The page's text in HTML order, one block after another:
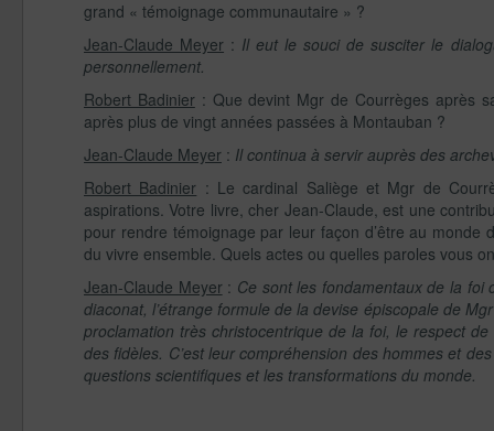
grand « témoignage communautaire » ?
Jean-Claude Meyer : Il eut le souci de susciter le
personnellement.
Robert Badinier: Que devint Mgr de Courrèges après
après plus de vingt années passées à Montauban ?
Jean-Claude Meyer : Il continua à servir auprès des
Robert Badinier : Le cardinal Saliège et Mgr de
aspirations. Votre livre, cher Jean-Claude, est une
pour rendre témoignage par leur façon d’être au monde
du vivre ensemble. Quels actes ou quelles paroles vous
Jean-Claude Meyer: Ce sont les fondamentaux de la
diaconat, l’étrange formule de la devise épiscopale de
proclamation très christocentrique de la foi, le respect
des fidèles. C’est leur compréhension des hommes et
questions scientifiques et les transformations du monde.